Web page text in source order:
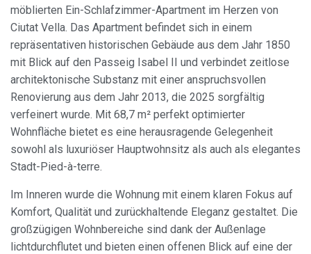
möblierten Ein-Schlafzimmer-Apartment im Herzen von
Ciutat Vella. Das Apartment befindet sich in einem
repräsentativen historischen Gebäude aus dem Jahr 1850
mit Blick auf den Passeig Isabel II und verbindet zeitlose
architektonische Substanz mit einer anspruchsvollen
Renovierung aus dem Jahr 2013, die 2025 sorgfältig
verfeinert wurde. Mit 68,7 m² perfekt optimierter
Wohnfläche bietet es eine herausragende Gelegenheit
sowohl als luxuriöser Hauptwohnsitz als auch als elegantes
Stadt-Pied-à-terre.
Im Inneren wurde die Wohnung mit einem klaren Fokus auf
Komfort, Qualität und zurückhaltende Eleganz gestaltet. Die
großzügigen Wohnbereiche sind dank der Außenlage
lichtdurchflutet und bieten einen offenen Blick auf eine der